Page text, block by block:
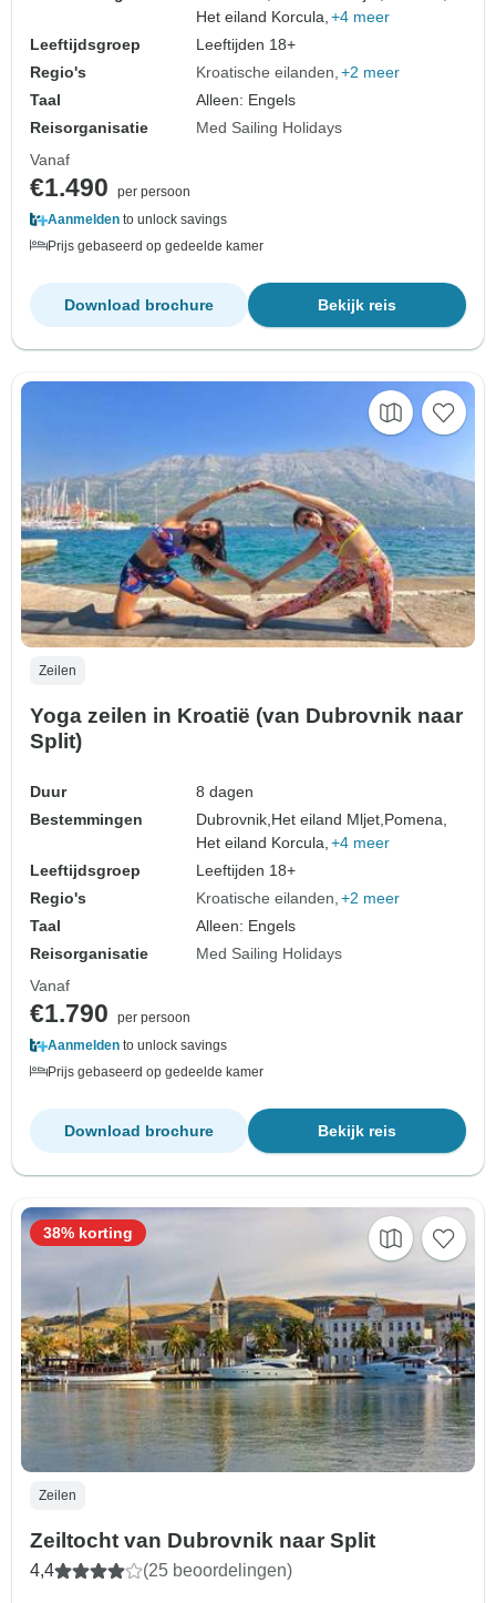
Het eiland Korcula, +4 meer
Leeftijdsgroep
Leeftijden 18+
Regio's
Kroatische eilanden +2 meer
Taal
Alleen: Engels
Reisorganisatie
Med Sailing Holidays
Vanaf
€1.490
per persoon
Aanmelden to unlock savings
Prijs gebaseerd op gedeelde kamer
Bekijk reis
Download brochure
Zeilen
Yoga zeilen in Kroatië (van Dubrovnik naar
Split)
Duur
8 dagen
Bestemmingen
Dubrovnik, Het eiland Mljet, Pomena,
Het eiland Korcula, +4 meer
Leeftijdsgroep
Leeftijden 18+
Regio's
Kroatische eilanden +2 meer
Taal
Alleen: Engels
Reisorganisatie
Med Sailing Holidays
Vanaf
€1.790
per persoon
Aanmelden to unlock savings
Prijs gebaseerd op gedeelde kamer
Bekijk reis
Download brochure
Zeilen
Zeiltocht van Dubrovnik naar Split
4,4 (25 beoordelingen)
38% korting